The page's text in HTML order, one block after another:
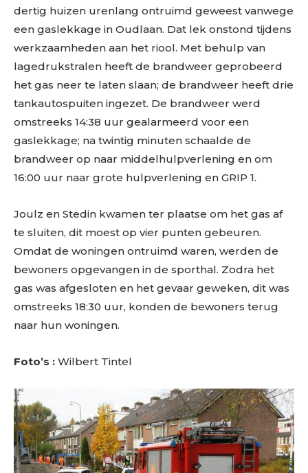
dertig huizen urenlang ontruimd geweest vanwege
een gaslekkage in Oudlaan. Dat lek onstond tijdens
werkzaamheden aan het riool. Met behulp van
lagedrukstralen heeft de brandweer geprobeerd
het gas neer te laten slaan; de brandweer heeft drie
tankautospuiten ingezet. De brandweer werd
omstreeks 14:38 uur gealarmeerd voor een
gaslekkage; na twintig minuten schaalde de
brandweer op naar middelhulpverlening en om
16:00 uur naar grote hulpverlening en GRIP 1.
Joulz en Stedin kwamen ter plaatse om het gas af
te sluiten, dit moest op vier punten gebeuren.
Omdat de woningen ontruimd waren, werden de
bewoners opgevangen in de sporthal. Zodra het
gas was afgesloten en het gevaar geweken, dit was
omstreeks 18:30 uur, konden de bewoners terug
naar hun woningen.
Foto’s : Wilbert Tintel